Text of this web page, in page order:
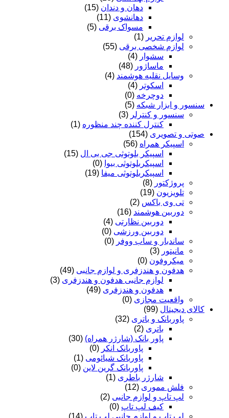
دهان و دندان (15)
دهانشوی (11)
مسواک برقی (5)
لوازم تحریر (1)
لوازم شخصی برقی (55)
سشوار (4)
ماساژور (48)
وسایل نقلیه هوشمند (4)
اسکوتر (4)
دوچرخه (0)
سنسور و ابزار شبکه (5)
سنسور و کنترلر (3)
کنترل کننده چند منظوره (1)
صوتی و تصویری (154)
اسپیکر همراه (56)
اسپیکر بلوتوثی جی بی ال (15)
اسپیکربلوتوثی بیوا (0)
اسپیکربلوتوثی میفا (19)
پروژکتور (8)
تلویزیون (19)
تی وی باکس (2)
دوربین هوشمند (16)
دوربین نظارتی (4)
دوربین ورزشی (0)
ساندبار و ساب ووفر (0)
مانیتور (3)
میکروفون (0)
هدفون و هندزفری و لوازم جانبی (49)
لوازم جانبی هدفون و هندزفری (3)
هدفون و هندزفری (49)
واقعیت مجازی (0)
کالای دیجیتال (99)
پاوربانک و باتری (32)
باتری (2)
پاور بانک (شارژر همراه) (30)
پاوربانک انکر (0)
پاوربانک شیائومی (1)
پاوربانک گرین لاین (0)
شارژر باطری (1)
فلش مموری (12)
لپ تاپ و لوازم جانبی (2)
کیف لپ تاپ (0)
لپ تاپ و لوازم جانبی لپ تاپ (14)